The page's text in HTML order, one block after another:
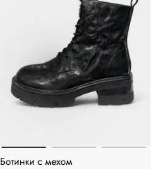
Ботинки с мехом